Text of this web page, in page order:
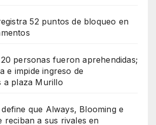
52 puntos de bloqueo en
personas fueron aprehendidas;
e impide ingreso de
a plaza Murillo
que Always, Blooming e
reciban a sus rivales en